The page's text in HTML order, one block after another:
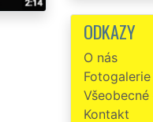
Stěhování
Precizní,
EXTRA
Již dvakrát
se jedná o
ODKAZY
O nás
Fotogalerie
Kontakt